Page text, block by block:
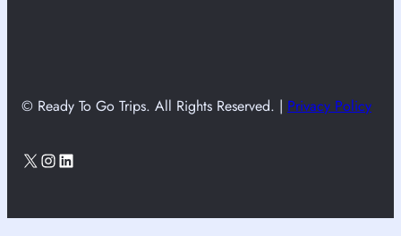
© Ready To Go Trips. All Rights Reserved. | Privacy Policy
X Instagram
LinkedIn